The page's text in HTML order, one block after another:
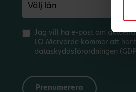
Jag vill ha e-post om
LO Mervärde kommer att
dataskyddsförordningen